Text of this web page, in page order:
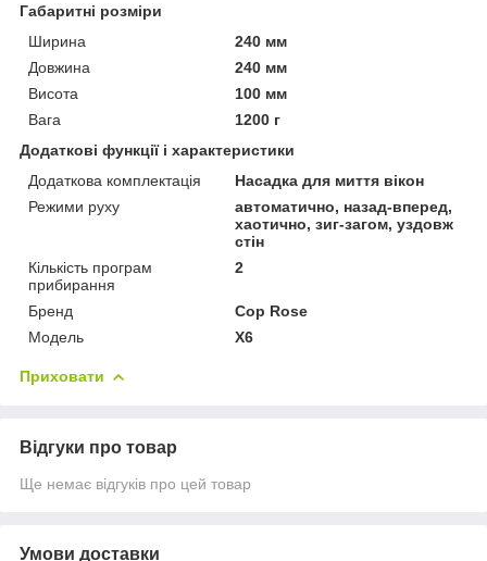
Габаритні розміри
Ширина
240 мм
Довжина
240 мм
Висота
100 мм
Вага
1200 г
Додаткові функції і характеристики
Додаткова комплектація
Насадка для миття вікон
Режими руху
автоматично, назад-вперед,
хаотично, зиг-загом, уздовж
стін
Кількість програм
прибирання
2
Бренд
Cop Rose
Модель
X6
Приховати
Відгуки про товар
Ще немає відгуків про цей товар
Умови доставки